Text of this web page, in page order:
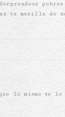
mesilla de
lo mismo se